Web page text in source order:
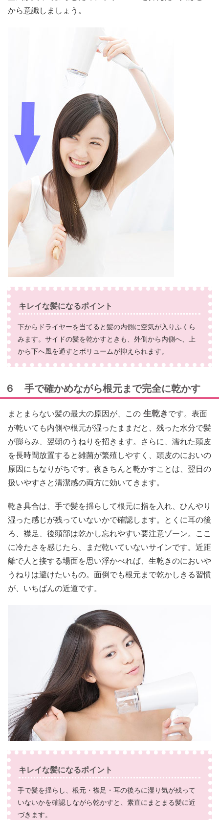
から意識しましょう。
キレイな髪になるポイント
下からドライヤーを当てると髪の内側に空気が入りふくら
みます。サイドの髪を乾かすときも、外側から内側へ、上
から下へ風を通すとボリュームが抑えられます。
６ 手で確かめながら根元まで完全に乾かす
まとまらない髪の最大の原因が、この 生乾き です。表面
が乾いても内側や根元が湿ったままだと、残った水分で髪
が膨らみ、翌朝のうねりを招きます。さらに、濡れた頭皮
を長時間放置すると雑菌が繁殖しやすく、頭皮のにおいの
原因にもなりがちです。夜きちんと乾かすことは、翌日の
扱いやすさと清潔感の両方に効いてきます。
乾き具合は、手で髪を揺らして根元に指を入れ、ひんやり
湿った感じが残っていないかで確認します。とくに耳の後
ろ、襟足、後頭部は乾かし忘れやすい要注意ゾーン。ここ
に冷たさを感じたら、まだ乾いていないサインです。近距
離で人と接する場面を思い浮かべれば、生乾きのにおいや
うねりは避けたいもの。面倒でも根元まで乾かしきる習慣
が、いちばんの近道です。
キレイな髪になるポイント
手で髪を揺らし、根元・襟足・耳の後ろに湿り気が残って
いないかを確認しながら乾かすと、素直にまとまる髪に近
づきます。